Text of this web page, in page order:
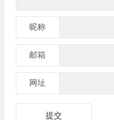
昵称
邮箱
网址